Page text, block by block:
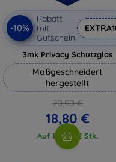
-10%
Rabatt
mit
Gutschein
3mk Privacy Schutzglas
Maßgeschneidert
hergestellt
20,90 €
18,80 €
Auf Lager 2 Stk.